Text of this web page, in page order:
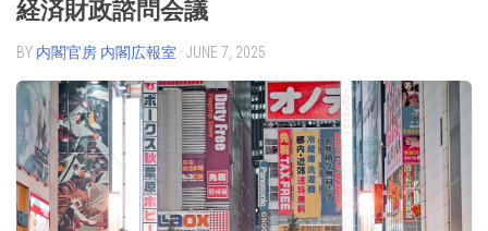
経済財政諮問会議
BY 内閣官房 内閣広報室 · JUNE 7, 2025